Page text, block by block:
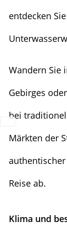
entdecken
Wandern Sie
Gebirges
bei
Märkten der
Reise ab.
Klima und